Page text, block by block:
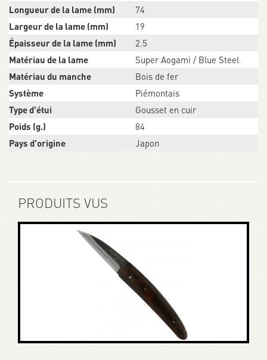
Longueur de la lame (mm)
74
Largeur de la lame (mm)
19
Épaisseur de la lame (mm)
2.5
Matériau de la lame
Super Aogami / Blue Steel
Matériau du manche
Bois de fer
Système
Piémontais
Type d’étui
Gousset en cuir
Poids (g.)
84
Pays d’origine
Japon
PRODUITS VUS